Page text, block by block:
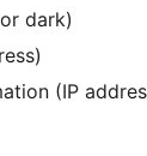
dark)
(IP